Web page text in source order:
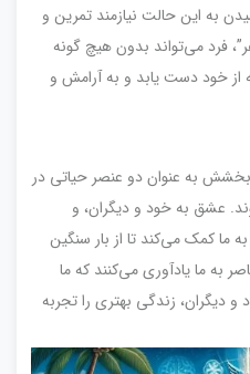
به این حالت نیازمند تمرین و
فرد می‌تواند بدون هیچ گونه
از خود دست یابد و به آرامش و
به عنوان دو عنصر حیاتی در
عشق به خود و دیگران، و
ما کمک می‌کند تا از بار سنگین
به ما یادآوری می‌کنند که ما
دیگران، زندگی بهتری را تجربه